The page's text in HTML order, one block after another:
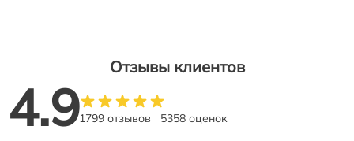
Отзывы клиентов
4.91799 отзывов 5358 оценок